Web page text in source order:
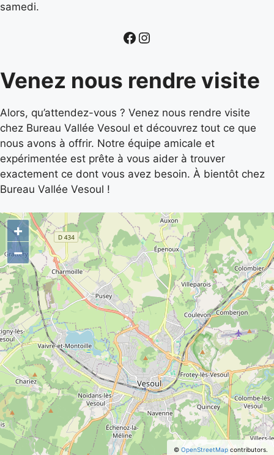
samedi.
Venez nous rendre visite
Alors, qu’attendez-vous ? Venez nous rendre visite
chez Bureau Vallée Vesoul et découvrez tout ce que
nous avons à offrir. Notre équipe amicale et
expérimentée est prête à vous aider à trouver
exactement ce dont vous avez besoin. À bientôt chez
Bureau Vallée Vesoul !
+
−
© OpenStreetMapcontributors.